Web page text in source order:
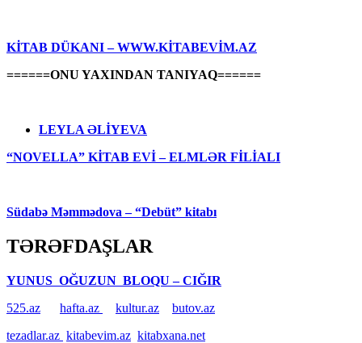
KİTAB DÜKANI – WWW.KİTABEVİM.AZ
======ONU YAXINDAN TANIYAQ======
LEYLA ƏLİYEVA
“NOVELLA” KİTAB EVİ – ELMLƏR FİLİALI
Südabə Məmmədova – “Debüt” kitabı
TƏRƏFDAŞLAR
YUNUS OĞUZUN BLOQU – CIĞIR
525.az
hafta.az kultur.az
butov.az
tezadlar.az kitabevim.az kitabxana.net